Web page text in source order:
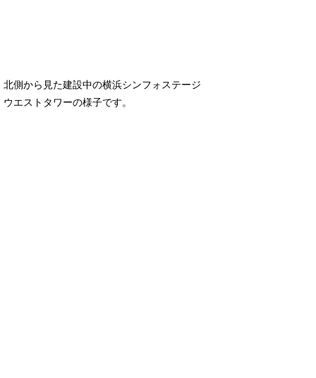
北側から見た建設中の横浜シンフォステージ
ウエストタワーの様子です。